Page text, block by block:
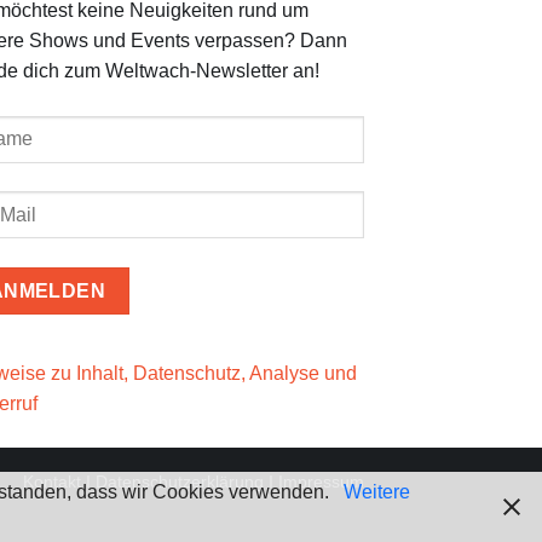
keine Neuigkeiten rund um
Shows und Events verpassen? Dann
dich zum Weltwach-Newsletter an!
zu Inhalt, Datenschutz, Analyse und
Kontakt I Datenschutzerklärung Impressum
dass wir Cookies verwenden.
Weitere